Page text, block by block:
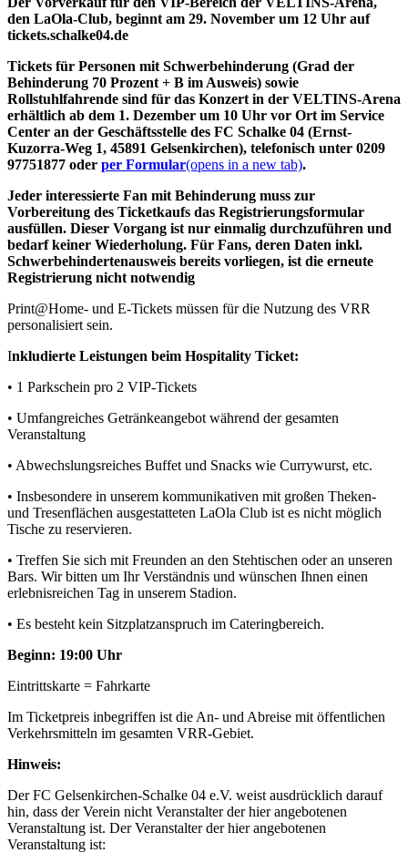
den LaOla-Club, beginnt am 29. November um 12 Uhr auf
tickets.schalke04.de
Tickets für Personen mit Schwerbehinderung (Grad der
Behinderung 70 Prozent + B im Ausweis) sowie
Rollstuhlfahrende sind für das Konzert in der VELTINS-Arena
erhältlich ab dem 1. Dezember um 10 Uhr vor Ort im Service
Center an der Geschäftsstelle des FC Schalke 04 (Ernst-
Kuzorra-Weg 1, 45891 Gelsenkirchen), telefonisch unter 0209
97751877 oder per Formular(opens in a new tab).
Jeder interessierte Fan mit Behinderung muss zur
Vorbereitung des Ticketkaufs das Registrierungsformular
ausfüllen. Dieser Vorgang ist nur einmalig durchzuführen und
bedarf keiner Wiederholung. Für Fans, deren Daten inkl.
Schwerbehindertenausweis bereits vorliegen, ist die erneute
Registrierung nicht notwendig
Print@Home- und E-Tickets müssen für die Nutzung des VRR
personalisiert sein.
Inkludierte Leistungen beim Hospitality Ticket:
• 1 Parkschein pro 2 VIP-Tickets
• Umfangreiches Getränkeangebot während der gesamten
Veranstaltung
• Abwechslungsreiches Buffet und Snacks wie Currywurst, etc.
• Insbesondere in unserem kommunikativen mit großen Theken-
und Tresenflächen ausgestatteten LaOla Club ist es nicht möglich
Tische zu reservieren.
• Treffen Sie sich mit Freunden an den Stehtischen oder an unseren
Bars. Wir bitten um Ihr Verständnis und wünschen Ihnen einen
erlebnisreichen Tag in unserem Stadion.
• Es besteht kein Sitzplatzanspruch im Cateringbereich.
Beginn: 19:00 Uhr
Eintrittskarte = Fahrkarte
Im Ticketpreis inbegriffen ist die An- und Abreise mit öffentlichen
Verkehrsmitteln im gesamten VRR-Gebiet.
Hinweis:
Der FC Gelsenkirchen-Schalke 04 e.V. weist ausdrücklich darauf
hin, dass der Verein nicht Veranstalter der hier angebotenen
Veranstaltung ist. Der Veranstalter der hier angebotenen
Veranstaltung ist: